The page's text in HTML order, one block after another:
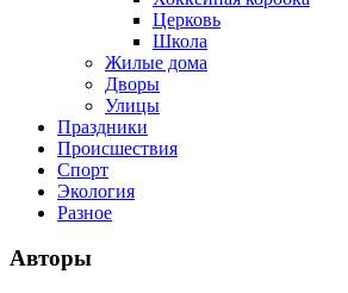
Церковь
Школа
Жилые дома
Дворы
Улицы
Праздники
Происшествия
Спорт
Экология
Разное
Авторы